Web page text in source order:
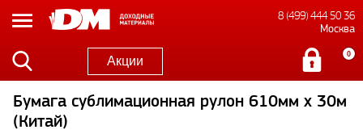
8 (499) 444 50 36
Москва
Акции 0
Бумага сублимационная рулон 610мм x 30м
(Китай)